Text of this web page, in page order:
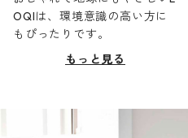
OQIは、環境意識の高い方に
もぴったりです。
もっと見る